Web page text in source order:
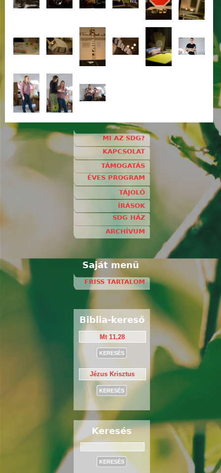
MI AZ SDG?
KAPCSOLAT
TÁMOGATÁS
ÉVES PROGRAM
TÁJOLÓ
ÍRÁSOK
SDG HÁZ
ARCHÍVUM
Saját menü
FRISS TARTALOM
Biblia-kereső
Keresés
Keresés